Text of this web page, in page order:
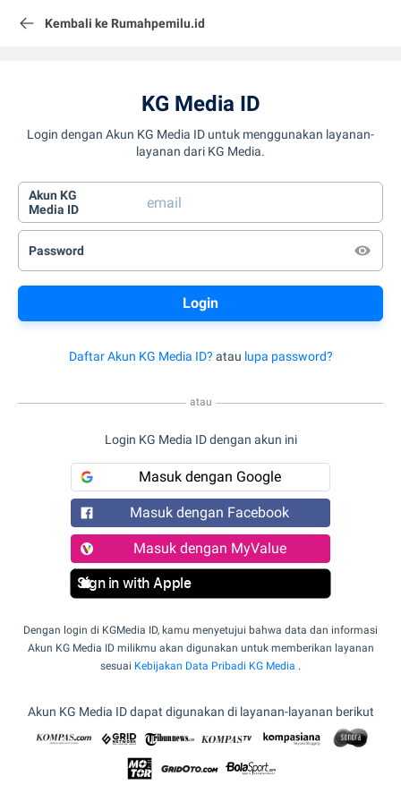
Kembali ke Rumahpemilu.id
KG Media ID
Login dengan Akun KG Media ID untuk menggunakan layanan-
layanan dari KG Media.
Akun KG
Media ID
Password
Daftar Akun KG Media ID? atau lupa password?
atau
Login KG Media ID dengan akun ini
Masuk dengan Google
Masuk dengan Facebook
Masuk dengan MyValue
Sign in with Apple
Dengan login di KGMedia ID, kamu menyetujui bahwa data dan informasi
Akun KG Media ID milikmu akan digunakan untuk memberikan layanan
sesuai Kebijakan Data Pribadi KG Media .
Akun KG Media ID dapat digunakan di layanan-layanan berikut